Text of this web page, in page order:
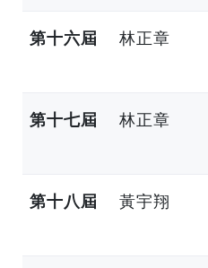
第十六屆 林正章
第十七屆 林正章
第十八屆 黃宇翔